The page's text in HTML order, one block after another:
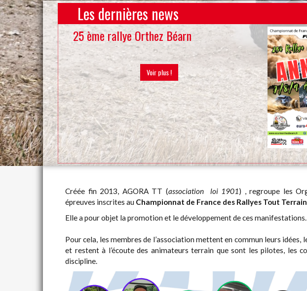
Les dernières news
25 ème rallye Orthez Béarn
Voir plus !
Créée fin 2013, AGORA TT (association loi 1901) , regroupe les
épreuves inscrites au Championnat de France des Rallyes Tout Terrain
Elle a pour objet la promotion et le développement de ces manifestations.
Pour cela, les membres de l’association mettent en commun leurs
et restent à l’écoute des animateurs terrain que sont les pilotes, les
discipline.